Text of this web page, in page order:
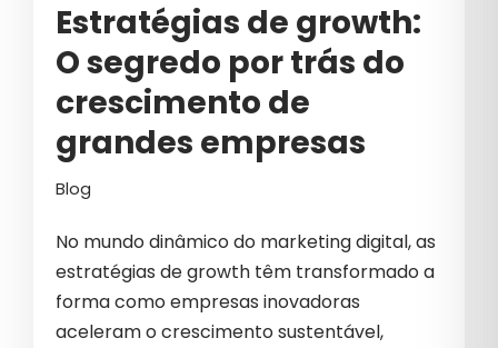
VENDER B2B
VÍDEO
Estratégias de growth:
O segredo por trás do
crescimento de
grandes empresas
Blog
No mundo dinâmico do marketing digital, as
estratégias de growth têm transformado a
forma como empresas inovadoras
aceleram o crescimento sustentável,